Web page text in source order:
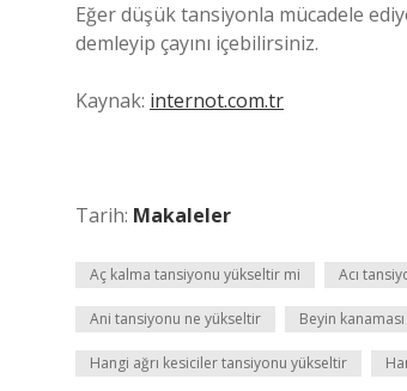
Eğer düşük tansiyonla mücadele
demleyip çayını içebilirsiniz.
Kaynak: internot.com.tr
Tarih: Makaleler
Aç kalma tansiyonu yükseltir mi Acı
Ani tansiyonu ne yükseltir Beyin
Hangi ağrı kesiciler tansiyonu yükseltir